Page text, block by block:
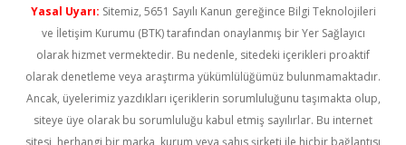
Yasal Uyarı: Sitemiz, 5651 Sayılı Kanun gereğince Bilgi Teknolojileri
ve İletişim Kurumu (BTK) tarafından onaylanmış bir Yer Sağlayıcı
olarak hizmet vermektedir. Bu nedenle, sitedeki içerikleri proaktif
olarak denetleme veya araştırma yükümlülüğümüz bulunmamaktadır.
Ancak, üyelerimiz yazdıkları içeriklerin sorumluluğunu taşımakta olup,
siteye üye olarak bu sorumluluğu kabul etmiş sayılırlar. Bu internet
sitesi, herhangi bir marka, kurum veya şahıs şirketi ile hiçbir bağlantısı